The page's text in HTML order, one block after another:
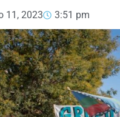
11, 2023 3:51 pm